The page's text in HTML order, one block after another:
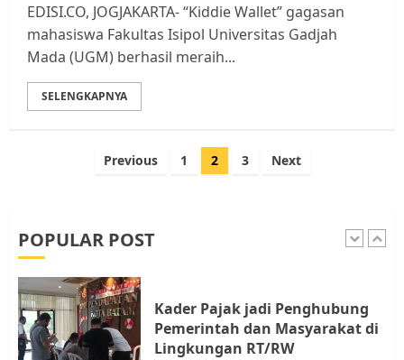
EDISI.CO, JOGJAKARTA- “Kiddie Wallet” gagasan
mahasiswa Fakultas Isipol Universitas Gadjah
Mada (UGM) berhasil meraih...
SELENGKAPNYA
Previous 1 2 3 Next
POPULAR POST
Tim Advokasi Desak BP Batam
Berhenti Merampas Tanah
Warga Rempang
1
Pemko Batam Tegaskan RT dan
Kader Pajak jadi Penghubung
Pemerintah dan Masyarakat di
Lingkungan RT/RW